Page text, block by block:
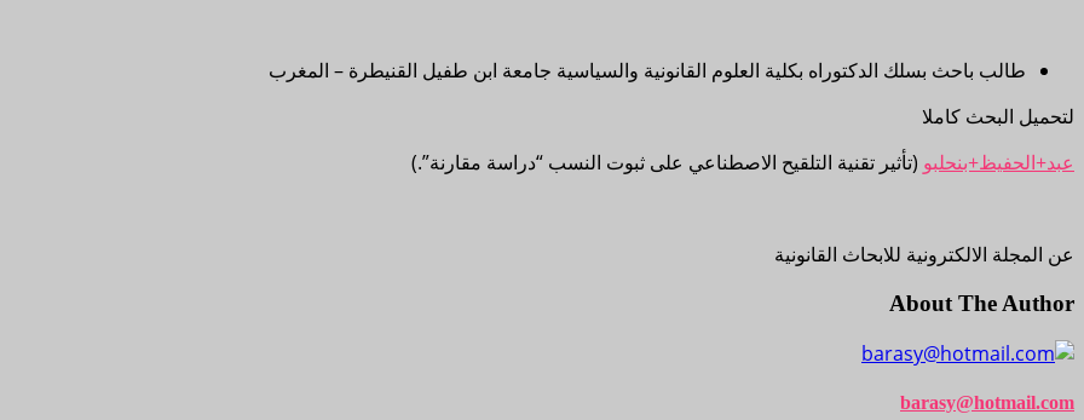
طالب باحث بسلك الدكتوراه بكلية العلوم القانونية والسياسية جامعة ابن طفيل القنيطرة – المغرب
لتحميل البحث كاملا
عبد+الحفيظ+بنحلبو (تأثير تقنية التلقيح الاصطناعي على ثبوت النسب “دراسة مقارنة”.)
عن المجلة الالكترونية للابحاث القانونية
About The Author
barasy@hotmail.com